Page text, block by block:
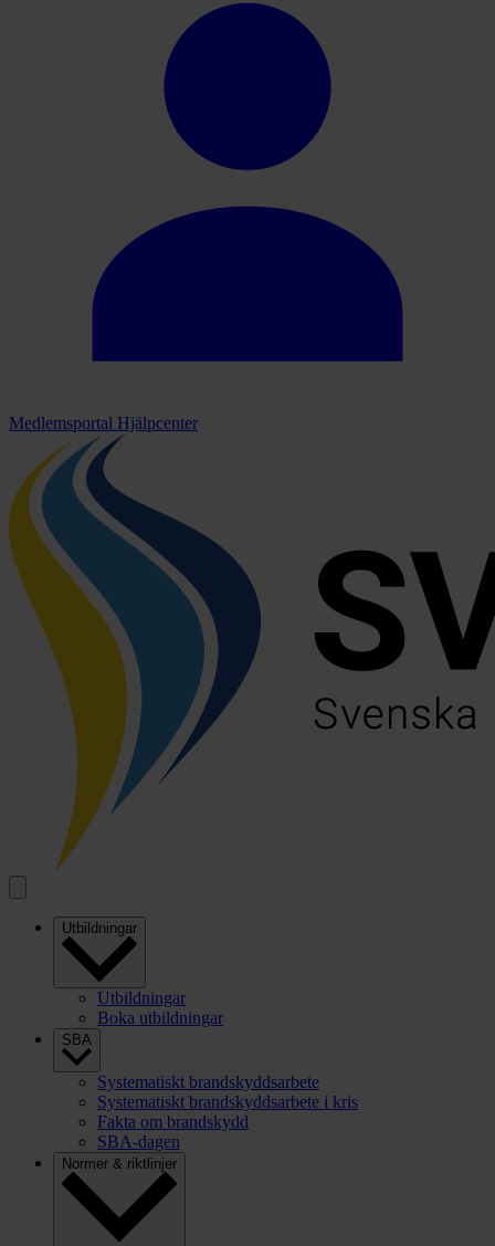
Medlemsportal Hjälpcenter
Utbildningar
Utbildningar
Boka utbildningar
SBA
Systematiskt brandskyddsarbete
Systematiskt brandskyddsarbete i kris
Fakta om brandskydd
SBA-dagen
Normer & riktlinjer